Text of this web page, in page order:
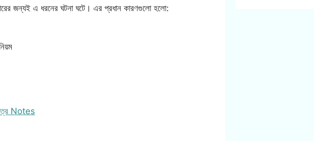
জন্যই এ ধরনের ঘটনা ঘটে। এর প্রধান কারণগুলো হলো:
পত্র Notes